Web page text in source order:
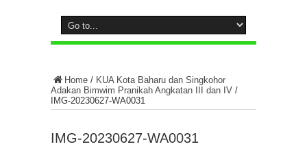
Home / KUA Kota Baharu dan Singkohor
Adakan Bimwim Pranikah Angkatan III dan IV /
IMG-20230627-WA0031
IMG-20230627-WA0031